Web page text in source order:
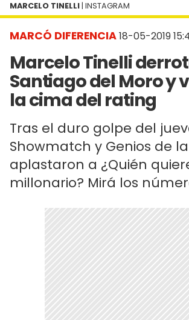
MARCÓ DIFERENCIA18-05-2019
Marcelo Tinelli
Santiago del Moro y
la cima del rating
Tras el duro golpe del
Showmatch y Genios de
aplastaron a ¿Quién
millonario? Mirá los
MARCELO TINELLI | INSTAGRAM